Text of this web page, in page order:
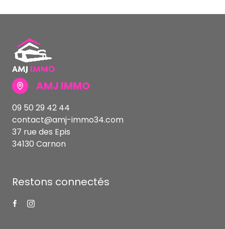
AMJ IMMO
09 50 29 42 44
contact@amj-immo34.com
37 rue des Epis
34130 Carnon
Restons connectés